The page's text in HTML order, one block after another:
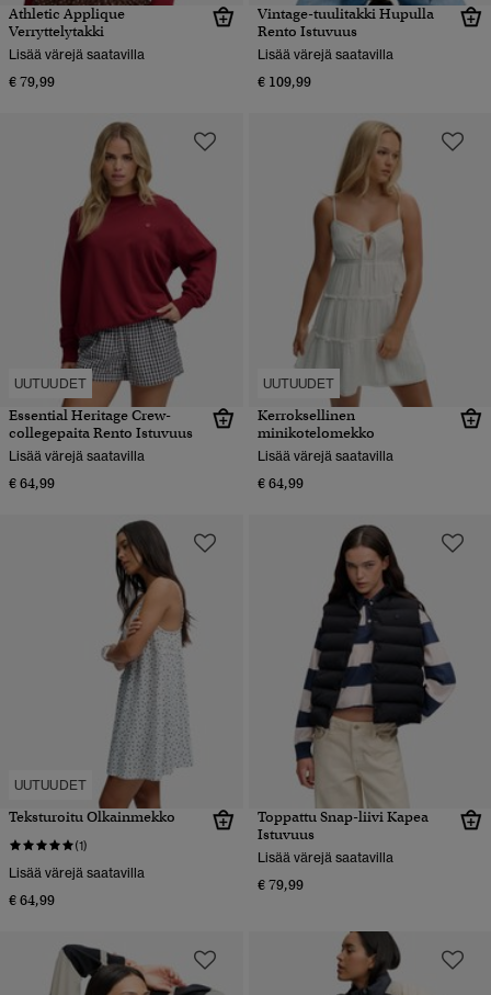
Athletic Applique
Verryttelytakki
Lisää värejä saatavilla
€ 79,99
Vintage-tuulitakki Hupulla
Rento Istuvuus
Lisää värejä saatavilla
€ 109,99
UUTUUDET
Essential Heritage Crew-
collegepaita Rento Istuvuus
Lisää värejä saatavilla
€ 64,99
UUTUUDET
Kerroksellinen
minikotelomekko
Lisää värejä saatavilla
€ 64,99
UUTUUDET
Teksturoitu Olkainmekko
(1)
Lisää värejä saatavilla
€ 64,99
Toppattu Snap-liivi Kapea
Istuvuus
Lisää värejä saatavilla
€ 79,99